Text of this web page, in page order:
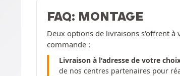
FAQ: MONTAGE
Deux options de livraisons s'offrent à
commande :
Livraison à l'adresse de votre
de nos centres partenaires pour